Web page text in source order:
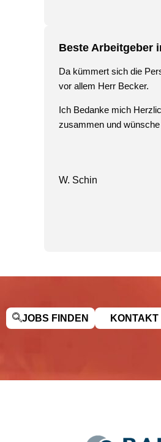
Beste Arbeitgeber
Da kümmert sich die
vor allem Herr Becker.
Ich Bedanke mich
zusammen und
W. Schin
JOBS FINDEN KONTAKT